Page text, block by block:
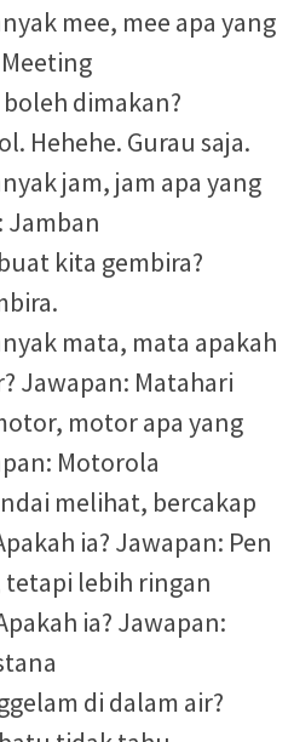
mee, mee apa yang
dimakan?
Hehehe. Gurau saja.
jam, jam apa yang
Jamban
kita gembira?
mata, mata apakah
Jawapan: Matahari
motor apa yang
Motorola
melihat, bercakap
ia? Jawapan: Pen
tetapi lebih ringan
ia? Jawapan:
di dalam air?